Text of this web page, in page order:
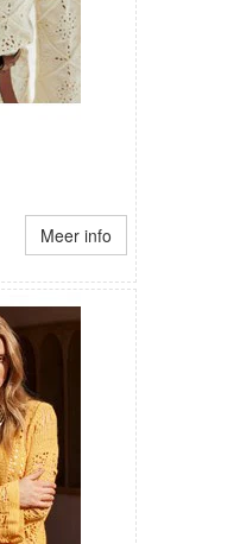
Meer info